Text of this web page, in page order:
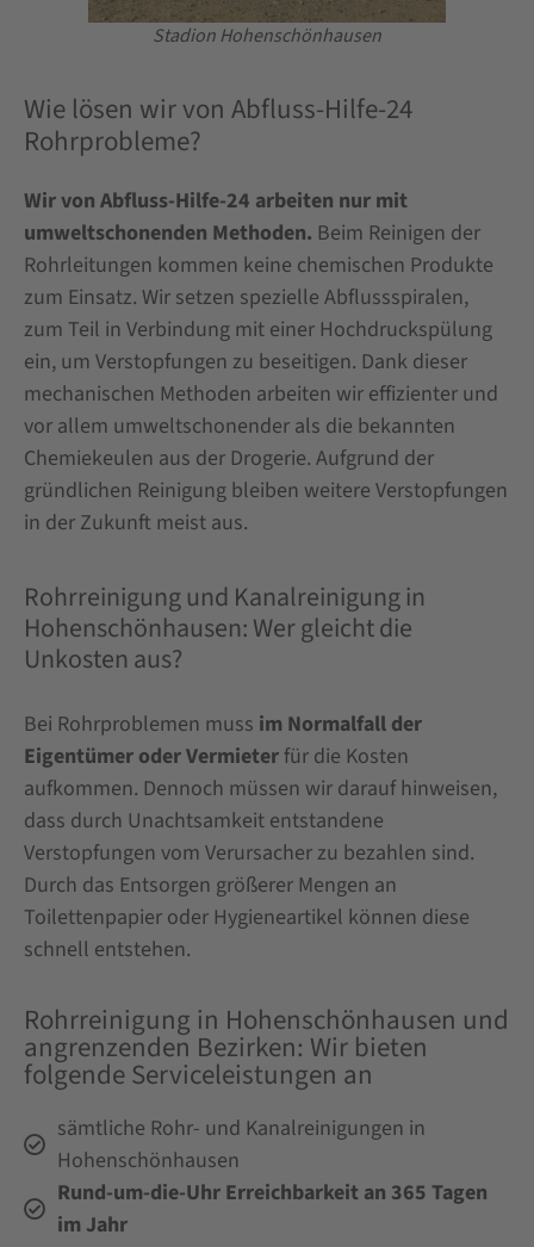
Stadion Hohenschönhausen
Wie lösen wir von Abfluss-Hilfe-24
Rohrprobleme?
Wir von Abfluss-Hilfe-24 arbeiten nur mit
umweltschonenden Methoden. Beim Reinigen der
Rohrleitungen kommen keine chemischen Produkte
zum Einsatz. Wir setzen spezielle Abflussspiralen,
zum Teil in Verbindung mit einer Hochdruckspülung
ein, um Verstopfungen zu beseitigen. Dank dieser
mechanischen Methoden arbeiten wir effizienter und
vor allem umweltschonender als die bekannten
Chemiekeulen aus der Drogerie. Aufgrund der
gründlichen Reinigung bleiben weitere Verstopfungen
in der Zukunft meist aus.
Rohrreinigung und Kanalreinigung in
Hohenschönhausen: Wer gleicht die
Unkosten aus?
Bei Rohrproblemen muss im Normalfall der
Eigentümer oder Vermieterfür die Kosten
aufkommen. Dennoch müssen wir darauf hinweisen,
dass durch Unachtsamkeit entstandene
Verstopfungen vom Verursacher zu bezahlen sind.
Durch das Entsorgen größerer Mengen an
Toilettenpapier oder Hygieneartikel können diese
schnell entstehen.
Rohrreinigung in Hohenschönhausen und
angrenzenden Bezirken: Wir bieten
folgende Serviceleistungen an
sämtliche Rohr- und Kanalreinigungen in
Hohenschönhausen
Rund-um-die-Uhr Erreichbarkeit an 365 Tagen
im Jahr